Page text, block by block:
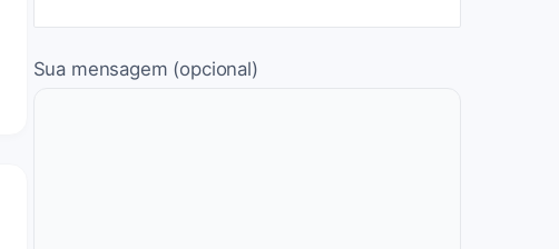
Sua mensagem (opcional)